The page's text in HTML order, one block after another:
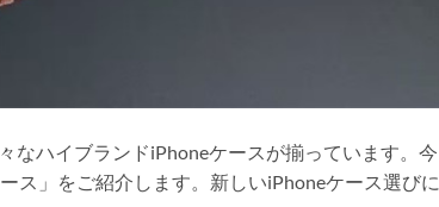
なハイブランドiPhoneケースが揃っています。今
ス」をご紹介します。新しいiPhoneケース選びに